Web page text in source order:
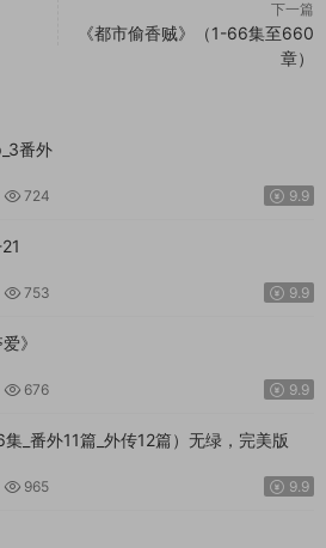
下一篇
《都市偷香贼》（1-66集至660
章）
番外
724 9.9
753 9.9
》
676 9.9
_番外11篇_外传12篇）无绿，完美版
965 9.9